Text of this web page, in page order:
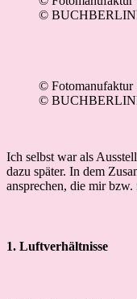
©
© Fotomanufaktur
©
Ich selbst war als
dazu später. In dem
ansprechen, die mir
1. Luftverhältnisse